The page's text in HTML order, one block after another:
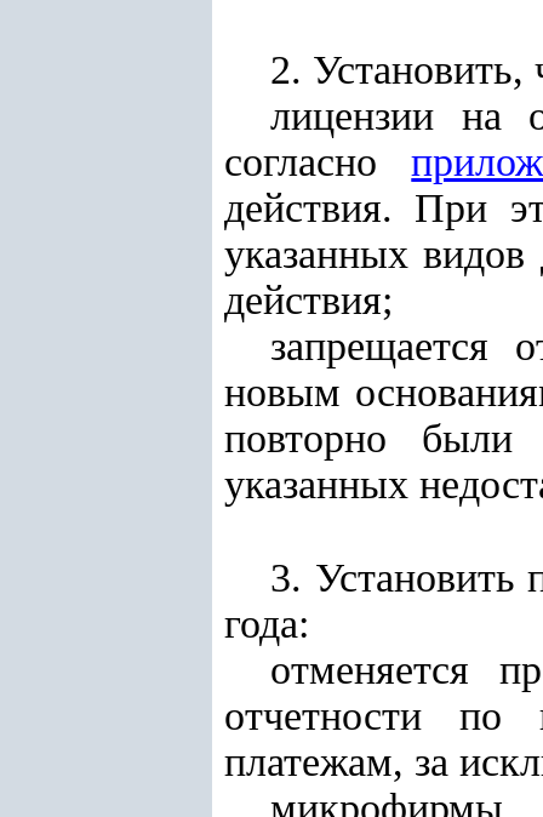
2. Установить,
лицензии на
согласно
действия. При
указанных видов
действия;
запрещается
новым
повторно были
указанных
3. Установить
года:
отменяется
отчетности
платежам, за
микрофирмы